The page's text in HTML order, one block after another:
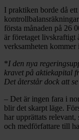
I praktiken borde då
första månaden på 26
är företaget livskraftigt
verksamheten
*I den nya
kravet på aktiekapital
Det återstår dock att
– Det är ingen fara i
blir det skarpt läge.
har upprättats
och medförfattare till